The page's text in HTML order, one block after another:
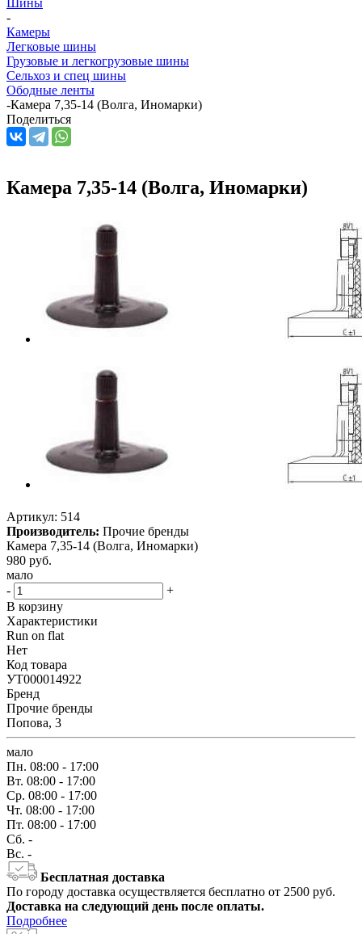
-
Камеры
Легковые шины
Грузовые и легкогрузовые шины
Сельхоз и спец шины
Ободные ленты
-Камера 7,35-14 (Волга, Иномарки)
Поделиться
Камера 7,35-14 (Волга, Иномарки)
Артикул: 514
Производитель: Прочие бренды
Камера 7,35-14 (Волга, Иномарки)
980 руб.
мало
-
+
В корзину
Характеристики
Run on flat
Нет
Код товара
УТ000014922
Бренд
Прочие бренды
Попова, 3
мало
Пн. 08:00 - 17:00
Вт. 08:00 - 17:00
Ср. 08:00 - 17:00
Чт. 08:00 - 17:00
Пт. 08:00 - 17:00
Сб. -
Вс. -
Бесплатная доставка
По городу доставка осуществляется бесплатно от 2500 руб.
Доставка на следующий день после оплаты.
Подробнее